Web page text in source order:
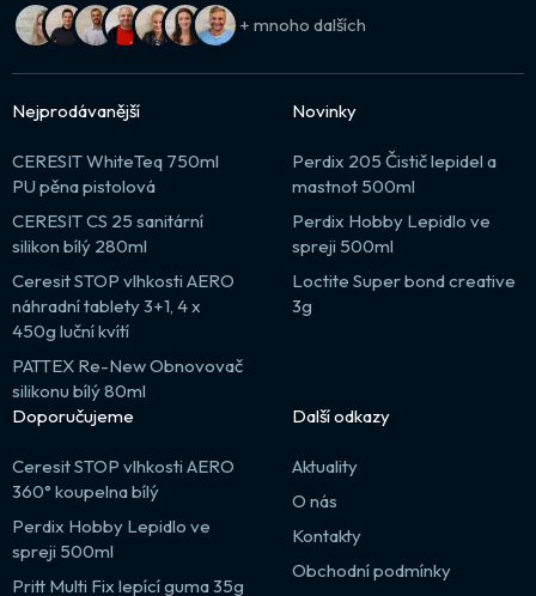
+ mnoho dalších
Nejprodávanější
CERESIT WhiteTeq 750ml
PU pěna pistolová
CERESIT CS 25 sanitární
silikon bílý 280ml
Ceresit STOP vlhkosti AERO
náhradní tablety 3+1, 4 x
450g luční kvítí
PATTEX Re-New Obnovovač
silikonu bílý 80ml
Novinky
Perdix 205 Čistič lepidel a
mastnot 500ml
Perdix Hobby Lepidlo ve
spreji 500ml
Loctite Super bond creative
3g
Doporučujeme
Ceresit STOP vlhkosti AERO
360° koupelna bílý
Perdix Hobby Lepidlo ve
spreji 500ml
Pritt Multi Fix lepící guma 35g
Další odkazy
Aktuality
O nás
Kontakty
Obchodní podmínky